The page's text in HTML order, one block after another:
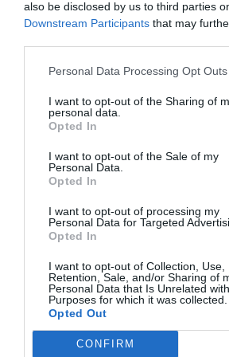
also be disclosed by us to third parties
Downstream Participants that may
Personal Data Processing Opt Outs
I want to opt-out of the Sharing of
personal data.
Opted In
I want to opt-out of the Sale of my
Personal Data.
Opted In
I want to opt-out of processing my
Personal Data for Targeted
Opted In
I want to opt-out of Collection, Use,
Retention, Sale, and/or Sharing of
Personal Data that Is Unrelated
Purposes for which it was collected.
Opted Out
CONFIRM